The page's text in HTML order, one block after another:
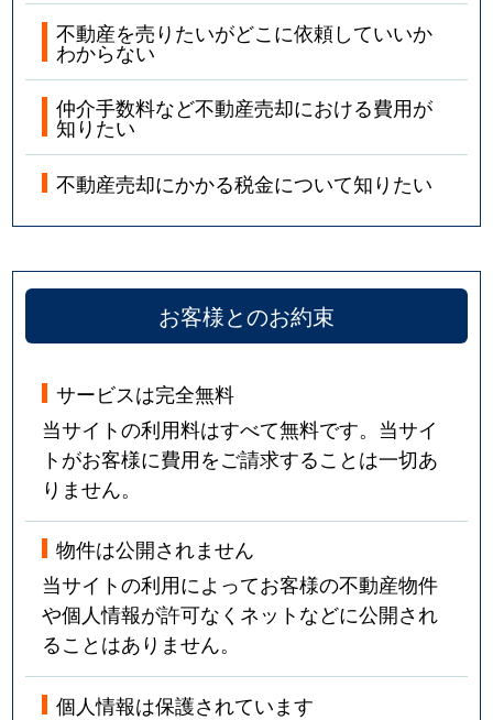
不動産を売りたいがどこに依頼していいか
わからない
仲介手数料など不動産売却における費用が
知りたい
不動産売却にかかる税金について知りたい
お客様とのお約束
サービスは完全無料
当サイトの利用料はすべて無料です。当サイ
トがお客様に費用をご請求することは一切あ
りません。
物件は公開されません
当サイトの利用によってお客様の不動産物件
や個人情報が許可なくネットなどに公開され
ることはありません。
個人情報は保護されています